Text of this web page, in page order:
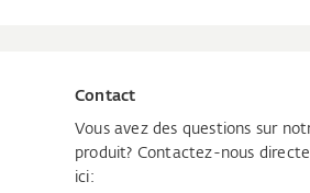
Contact
Vous avez des questions sur
produit? Contactez-nous
ici: